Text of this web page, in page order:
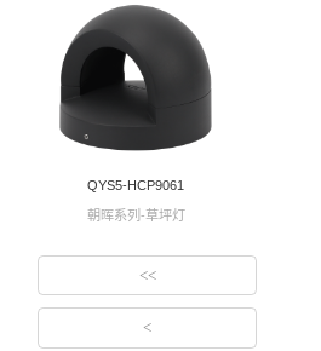
QYS5-HCP9061
朝晖系列-草坪灯
<<
<